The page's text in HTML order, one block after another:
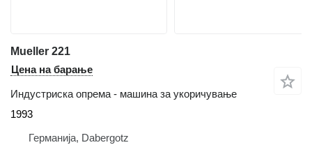
Mueller 221
Цена на барање
Индустриска опрема - машина за укоричување
1993
Германија, Dabergotz